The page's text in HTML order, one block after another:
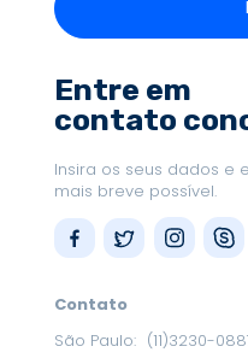
Entre em
contato
Insira os seus dados e
mais breve possível.
Contato
São Paulo: (11)3230-